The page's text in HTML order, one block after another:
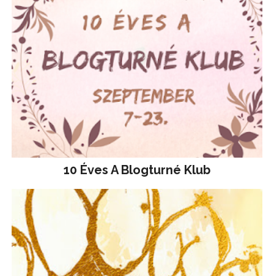
10 Éves A Blogturné Klub